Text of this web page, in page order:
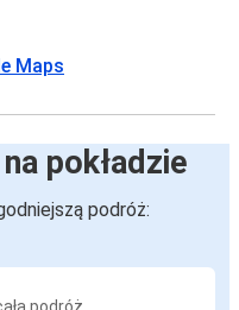
Maps
pokładzie
podróż: